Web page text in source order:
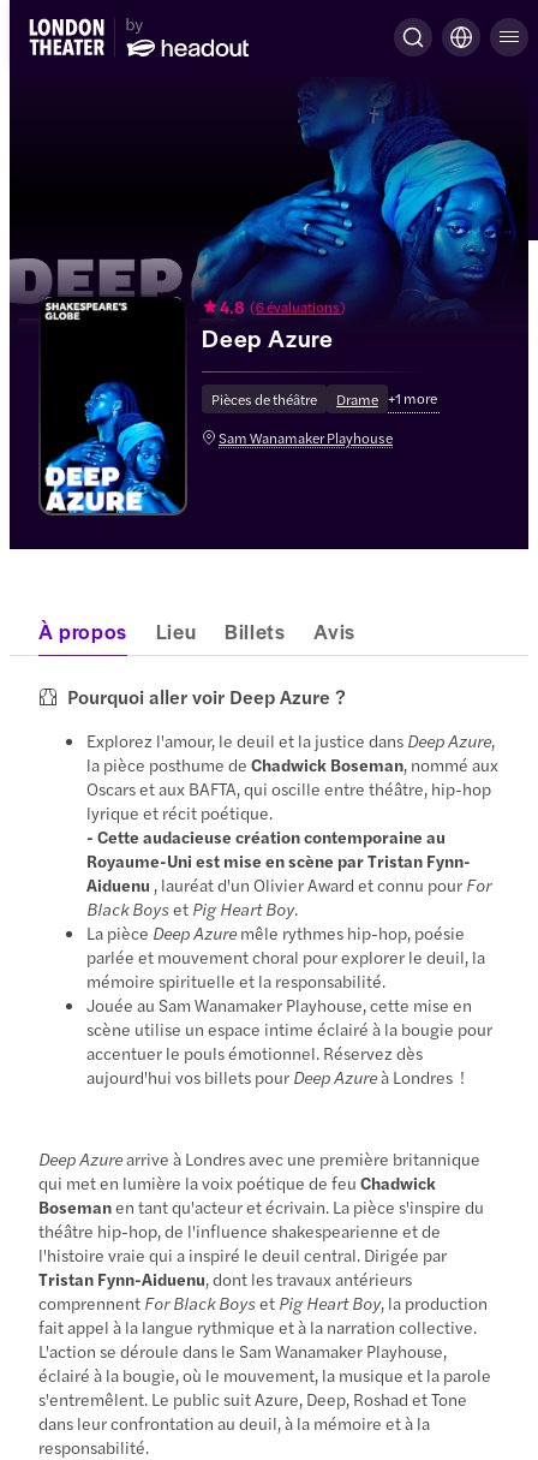
4.8 (6 évaluations)
Deep Azure
Pièces de théâtre Drame +1 more
Sam Wanamaker Playhouse
À propos Lieu Billets Avis
Pourquoi aller voir Deep Azure ?
Explorez l'amour, le deuil et la justice dans Deep Azure,
la pièce posthume deChadwick Boseman, nommé aux
Oscars et aux BAFTA, qui oscille entre théâtre, hip-hop
lyrique et récit poétique.
- Cette audacieuse création contemporaine au
Royaume-Uni est mise en scène par Tristan Fynn-
Aiduenu , lauréat d'un Olivier Award et connu pour For
Black Boyset Pig Heart Boy.
La pièce Deep Azuremêle rythmes hip-hop, poésie
parlée et mouvement choral pour explorer le deuil, la
mémoire spirituelle et la responsabilité.
Jouée au Sam Wanamaker Playhouse, cette mise en
scène utilise un espace intime éclairé à la bougie pour
accentuer le pouls émotionnel. Réservez dès
aujourd'hui vos billets pour Deep Azureà Londres !
Deep Azurearrive à Londres avec une première britannique
qui met en lumière la voix poétique de feuChadwick
Bosemanen tant qu'acteur et écrivain. La pièce s'inspire du
théâtre hip-hop, de l'influence shakespearienne et de
l'histoire vraie qui a inspiré le deuil central. Dirigée par
Tristan Fynn-Aiduenu, dont les travaux antérieurs
comprennent For Black Boyset Pig Heart Boy, la production
fait appel à la langue rythmique et à la narration collective.
L'action se déroule dans le Sam Wanamaker Playhouse,
éclairé à la bougie, où le mouvement, la musique et la parole
s'entremêlent. Le public suit Azure, Deep, Roshad et Tone
dans leur confrontation au deuil, à la mémoire et à la
responsabilité.